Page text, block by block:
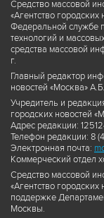
Средство массовой
«Агентство
Федеральной службе
технологий и
средства массовой
г.
Главный редактор
новостей «Москва»
Учредитель и
городских новостей
Адрес редакции:
Телефон редакции: 8
Электронная почта:
Коммерческий отдел
Средство массовой
«Агентство
поддержке
Москвы.